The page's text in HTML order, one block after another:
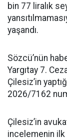
bin 77 liralık
yaşandı.
Sözcü’nün
Yargıtay 7.
Çilesiz’in
2026/7162
Çilesiz’in
incelemenin